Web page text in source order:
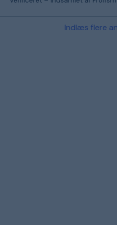
Indlæs flere